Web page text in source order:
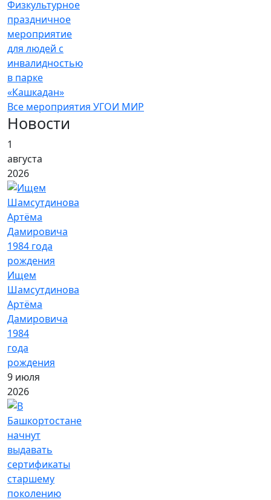
Физкультурное
праздничное
мероприятие
для людей с
инвалидностью
в парке
«Кашкадан»
Все мероприятия УГОИ МИР
Новости
1
августа
2026
Ищем
Шамсутдинова
Артёма
Дамировича
1984
года
рождения
9 июля
2026